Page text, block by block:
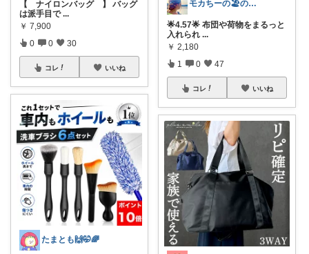
【 ナイロンバッグ 】 バッグ
は派手目で...
￥ 7,900
0 0 30
コレ いいね
たまとも🙌🤭🌈
モカちーの🏖️のんびりライフ🐈✨
🌟4.57🌟 布団や荷物をまるっと
入れられ ...
￥ 2,180
1 0 47
コレ いいね